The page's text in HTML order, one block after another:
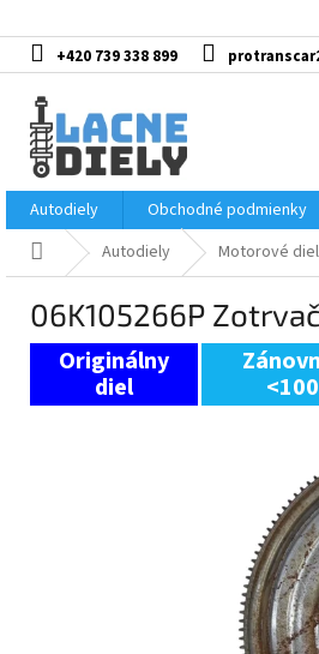
+420 739 338 899
Autodiely
Obchodné podmienky
DomovAutodiely Motorové
06K105266P